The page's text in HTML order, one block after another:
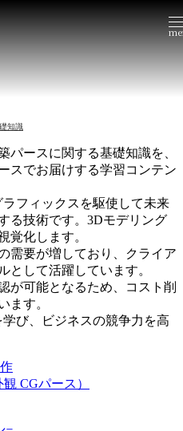
知識
パースに関する基礎知識を、
スでお届けする学習コンテン
フィックスを駆使して未来
る技術です。3Dモデリング
覚化します。
需要が増しており、クライア
として活躍しています。
が可能となるため、コスト削
ます。
び、ビジネスの競争力を高
CGパース）